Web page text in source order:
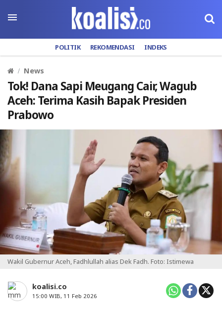
POLITIK REKOMENDASI INDEKS
News
Tok! Dana Sapi Meugang Cair, Wagub
Aceh: Terima Kasih Bapak Presiden
Prabowo
Wakil Gubernur Aceh, Fadhlullah alias Dek Fadh. Foto: Istimewa
koalisi.co
15:00 WIB, 11 Feb 2026